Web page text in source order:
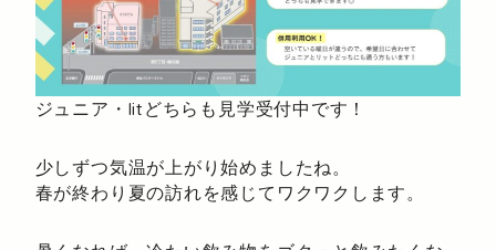
ジュニア・litどちらも見学受付中です！
少しずつ気温が上がり始めましたね。
春が終わり夏の訪れを感じてワクワクします。